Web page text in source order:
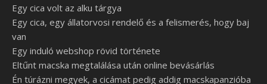
Egy cica volt az alku tárgya
Egy cica, egy állatorvosi rendelő és a felismerés, hogy baj
van
Egy induló webshop rövid története
Eltűnt macska megtalálása után online bevásárlás
Én túrázni megyek, a cicámat pedig addig macskapanzióba